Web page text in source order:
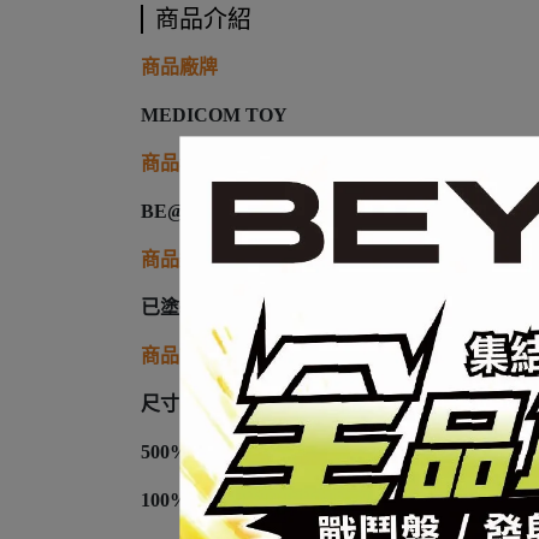
商品介紹
商品廠牌
MEDICOM TOY
商品名稱
BE@RBRICK 庫柏力克熊 2025年12月 預購
商品類型
已塗裝完成品
商品說明
尺寸：
500%=100%*1+400%*1
100%=7公分